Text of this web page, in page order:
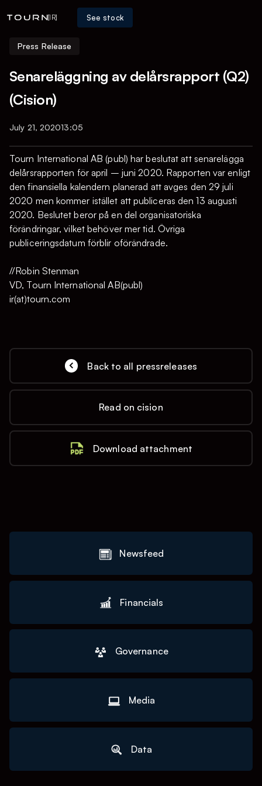
[IR] See stock
Press Release
Senareläggning av delårsrapport (Q2)
(Cision)
July 21, 202013:05
Tourn International AB (publ) har beslutat att senarelägga
delårsrapporten för april – juni 2020. Rapporten var enligt
den finansiella kalendern planerad att avges den 29 juli
2020 men kommer istället att publiceras den 13 augusti
2020. Beslutet beror på en del organisatoriska
förändringar, vilket behöver mer tid. Övriga
publiceringsdatum förblir oförändrade.
//Robin Stenman
VD, Tourn International AB(publ)
ir(at)tourn.com
Back to all pressreleases
Read on cision
Download attachment
Newsfeed
Financials
Governance
Media
Data